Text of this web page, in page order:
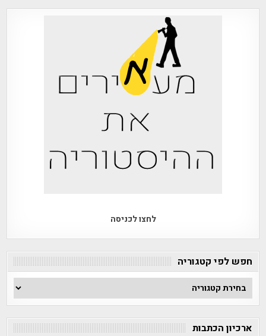
לחצו לכניסה
חפש לפי קטגוריה
חפש
לפי
קטגוריה
ארכיון הכתבות